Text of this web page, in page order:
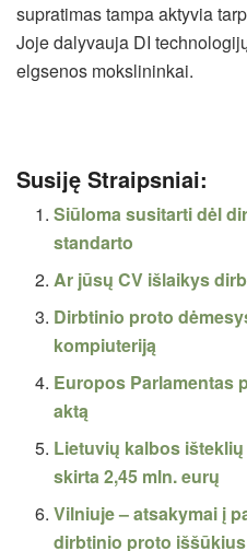
supratimas tampa aktyvia
Joje dalyvauja DI
elgsenos mokslininkai.
Susiję Straipsniai:
Siūloma susitarti dėl
standarto
Ar jūsų CV išlaikys
Dirbtinio proto
kompiuteriją
Europos Parlamentas
aktą
Lietuvių kalbos
skirta 2,45 mln. eurų
Vilniuje – atsakymai į
dirbtinio proto iššūkius